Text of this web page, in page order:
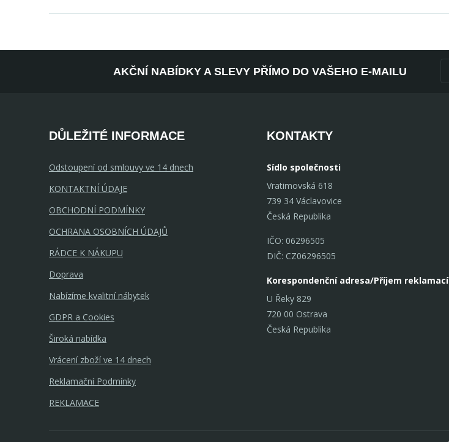
AKČNÍ NABÍDKY A SLEVY PŘÍMO DO VAŠEHO E-MAILU
DŮLEŽITÉ INFORMACE
Odstoupení od smlouvy ve 14 dnech
KONTAKTNÍ ÚDAJE
OBCHODNÍ PODMÍNKY
OCHRANA OSOBNÍCH ÚDAJŮ
RÁDCE K NÁKUPU
Doprava
Nabízíme kvalitní nábytek
GDPR a Cookies
Široká nabídka
Vrácení zboží ve 14 dnech
Reklamační Podmínky
REKLAMACE
KONTAKTY
Sídlo společnosti
Vratimovská 618
739 34 Václavovice
Česká Republika
IČO: 06296505
DIČ: CZ06296505
Korespondenční adresa/Příjem reklamací
U Řeky 829
720 00 Ostrava
Česká Republika